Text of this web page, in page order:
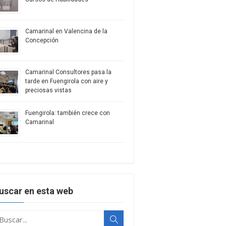
Camarinal en Valencina de la
Concepción
Camarinal Consultores pasa la
tarde en Fuengirola con aire y
preciosas vistas
Fuengirola: también crece con
Camarinal
en esta web